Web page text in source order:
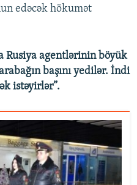
edəcək hökumət
Rusiya agentlərinin böyük
başını yedilər. İndi
istəyirlər”.